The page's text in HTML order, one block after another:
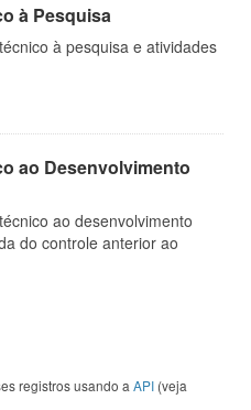
à Pesquisa
à pesquisa e atividades
ao Desenvolvimento
ao desenvolvimento
do controle anterior ao
registros usando a API (veja